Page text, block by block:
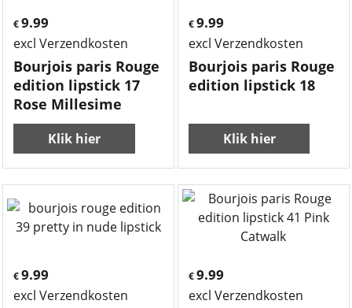
€ 9.99
excl Verzendkosten
Bourjois paris Rouge
edition lipstick 17
Rose Millesime
Klik hier
€9.99
excl Verzendkosten
Bourjois paris Rouge
edition lipstick 18
Klik hier
€ 9.99
excl Verzendkosten
€9.99
excl Verzendkosten